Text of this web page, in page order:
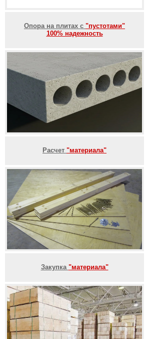
Опора на плитах с "пустотами"
100% надежность
Расчет "материала"
Закупка "материала"